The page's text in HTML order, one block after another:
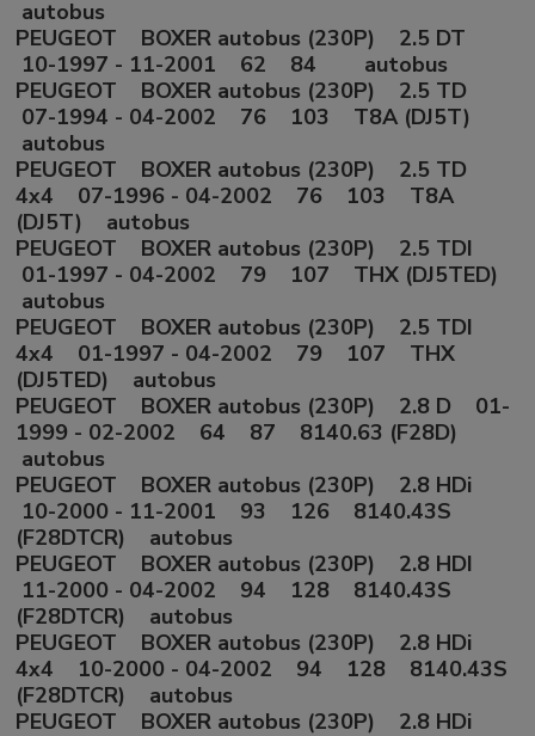
autobus
PEUGEOT BOXER autobus (230P) 2.5 DT
10-1997 - 11-2001 62 84 autobus
PEUGEOT BOXER autobus (230P) 2.5 TD
07-1994 - 04-2002 76 103 T8A (DJ5T)
autobus
PEUGEOT BOXER autobus (230P) 2.5 TD
4x4 07-1996 - 04-2002 76 103 T8A
(DJ5T) autobus
PEUGEOT BOXER autobus (230P) 2.5 TDI
01-1997 - 04-2002 79 107 THX (DJ5TED)
autobus
PEUGEOT BOXER autobus (230P) 2.5 TDI
4x4 01-1997 - 04-2002 79 107 THX
(DJ5TED) autobus
PEUGEOT BOXER autobus (230P) 2.8 D 01-
1999 - 02-2002 64 87 8140.63 (F28D)
autobus
PEUGEOT BOXER autobus (230P) 2.8 HDi
10-2000 - 11-2001 93 126 8140.43S
(F28DTCR) autobus
PEUGEOT BOXER autobus (230P) 2.8 HDI
11-2000 - 04-2002 94 128 8140.43S
(F28DTCR) autobus
PEUGEOT BOXER autobus (230P) 2.8 HDi
4x4 10-2000 - 04-2002 94 128 8140.43S
(F28DTCR) autobus
PEUGEOT BOXER autobus (230P) 2.8 HDi